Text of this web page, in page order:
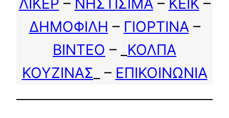
ΛΙΚΕΡ – ΝΗΣΤΙΣΙΜΑ– ΚΕΙΚ–
ΔΗΜΟΦΙΛΗ – ΓΙΟΡΤΙΝΑ–
ΒΙΝΤΕΟ – _ ΚΟΛΠΑ
ΚΟΥΖΙΝΑΣ _ – ΕΠΙΚΟΙΝΩΝΙΑ